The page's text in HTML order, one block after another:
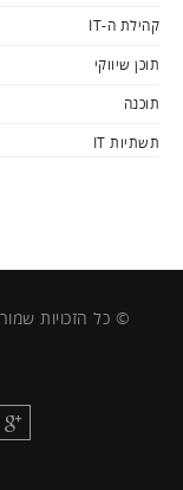
קהילת ה-IT
תוכן שיווקי
תוכנה
תשתיות IT
© כל הזכויות